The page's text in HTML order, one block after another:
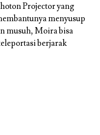
Projector yang
menyusup
musuh, Moira bisa
berjarak